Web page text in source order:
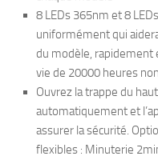
8 LEDs 365nm et 8
uniformément qui
du modèle, rapidement
vie de 20000 heures
Ouvrez la trappe du
automatiquement et
assurer la sécurité.
flexibles : Minuterie